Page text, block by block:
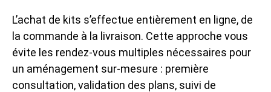
L’achat de kits s’effectue entièrement en ligne, de
la commande à la livraison. Cette approche vous
évite les rendez-vous multiples nécessaires pour
un aménagement sur-mesure : première
consultation, validation des plans, suivi de